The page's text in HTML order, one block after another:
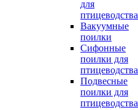
для
птицеводства
Вакуумные
поилки
Сифонные
поилки для
птицеводства
Подвесные
поилки для
птицеводства